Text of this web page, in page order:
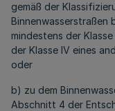
gemäß der
Binnenwasserstraßen
mindestens der
der Klasse IV eines
oder
b) zu dem
Abschnitt 4 der